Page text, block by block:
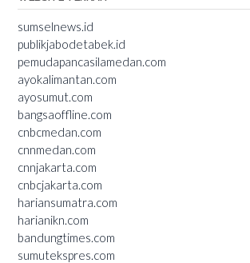
sumselnews.id
publikjabodetabek.id
pemudapancasilamedan.com
ayokalimantan.com
ayosumut.com
bangsaoffline.com
cnbcmedan.com
cnnmedan.com
cnnjakarta.com
cnbcjakarta.com
hariansumatra.com
harianikn.com
bandungtimes.com
sumutekspres.com